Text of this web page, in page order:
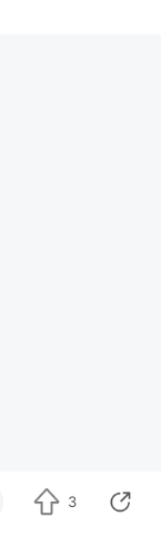
3